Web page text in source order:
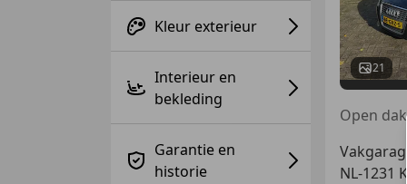
Kleur exterieur
Interieur en
bekleding
Garantie en
historie
21
NL-1231